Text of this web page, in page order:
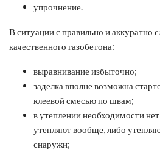
упрочнение.
В ситуации с правильно и аккуратно
качественного газобетона:
выравнивание избыточно;
заделка вполне возможна
клеевой смесью по швам;
в утеплении необходимости
утепляют вообще, либо
снаружи;